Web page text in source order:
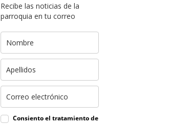
Recibe las noticias de la
parroquia en tu correo
Consiento el tratamiento de